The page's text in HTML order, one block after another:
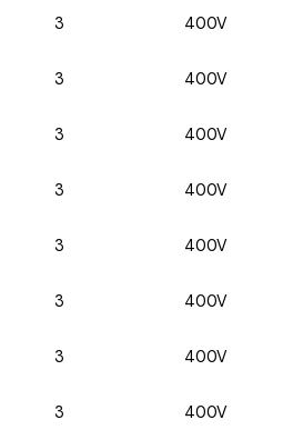
3 400V
3 400V
3 400V
3 400V
3 400V
3 400V
3 400V
3 400V